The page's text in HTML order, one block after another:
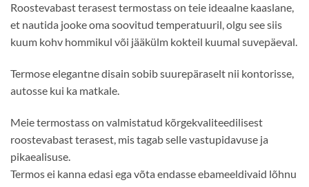
Roostevabast terasest termostass on teie ideaalne kaaslane,
et nautida jooke oma soovitud temperatuuril, olgu see siis
kuum kohv hommikul või jääkülm kokteil kuumal suvepäeval.
Termose elegantne disain sobib suurepäraselt nii kontorisse,
autosse kui ka matkale.
Meie termostass on valmistatud kõrgekvaliteedilisest
roostevabast terasest, mis tagab selle vastupidavuse ja
pikaealisuse.
Termos ei kanna edasi ega võta endasse ebameeldivaid lõhnu